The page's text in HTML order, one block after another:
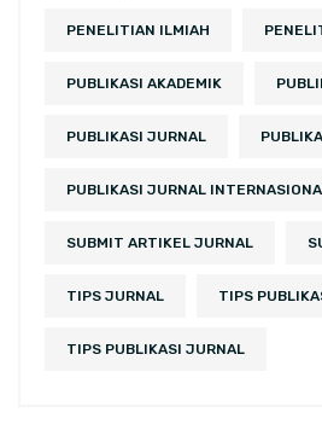
PENELITIAN ILMIAH
PUBLIKASI AKADEMIK
PUBLIKASI JURNAL
PUBLIKASI JURNAL
SUBMIT ARTIKEL JURNAL
TIPS JURNAL TIPS
TIPS PUBLIKASI JURNAL